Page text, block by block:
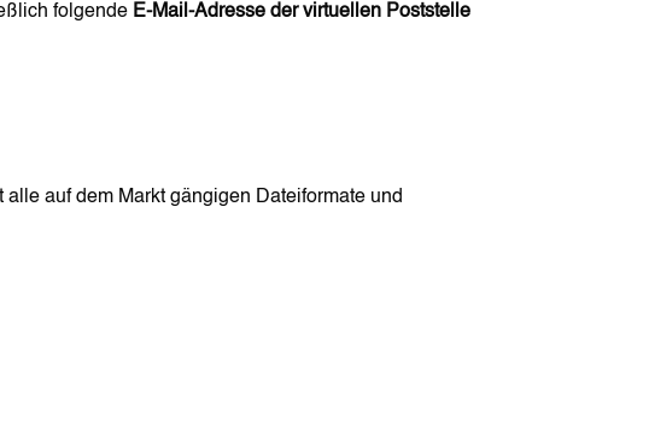
folgende E-Mail-Adresse der virtuellen Poststelle
auf dem Markt gängigen Dateiformate und